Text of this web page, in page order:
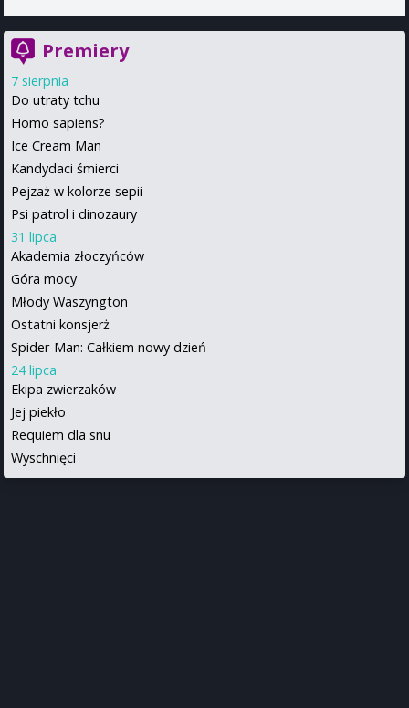
Premiery
7 sierpnia
Do utraty tchu
Homo sapiens?
Ice Cream Man
Kandydaci śmierci
Pejzaż w kolorze sepii
Psi patrol i dinozaury
31 lipca
Akademia złoczyńców
Góra mocy
Młody Waszyngton
Ostatni konsjerż
Spider-Man: Całkiem nowy dzień
24 lipca
Ekipa zwierzaków
Jej piekło
Requiem dla snu
Wyschnięci